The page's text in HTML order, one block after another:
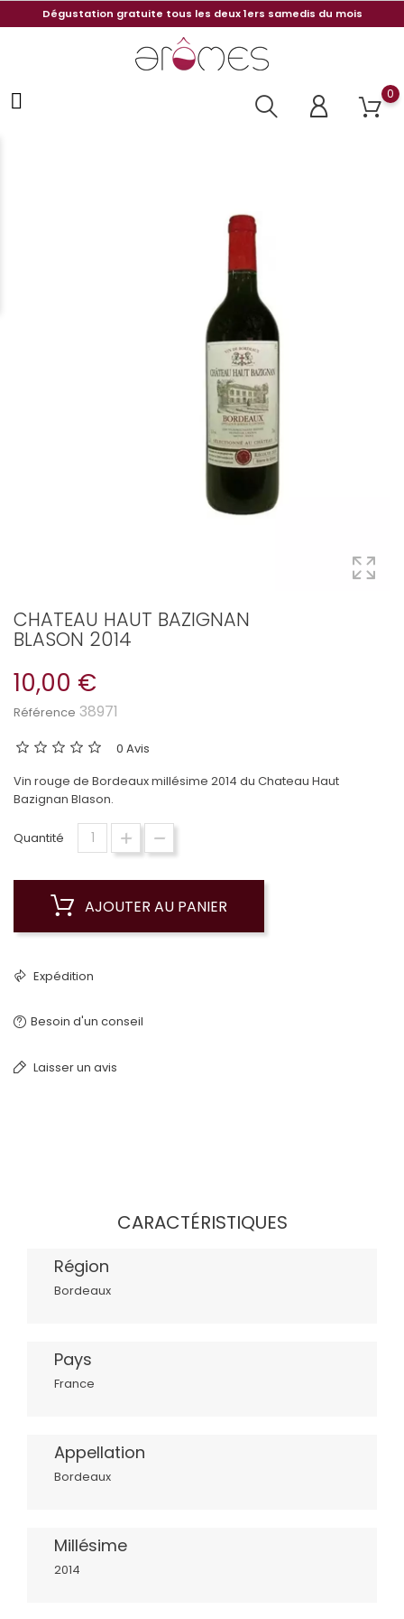
Dégustation gratuite tous les deux 1ers samedis du mois
0
CHATEAU HAUT BAZIGNAN
BLASON 2014
10,00 €
Référence 38971
0 Avis
Vin rouge de Bordeaux millésime 2014 du Chateau Haut
Bazignan Blason.
Quantité
AJOUTER AU PANIER
Expédition
Besoin d'un conseil
Laisser un avis
CARACTÉRISTIQUES
Région
Bordeaux
Pays
France
Appellation
Bordeaux
Millésime
2014